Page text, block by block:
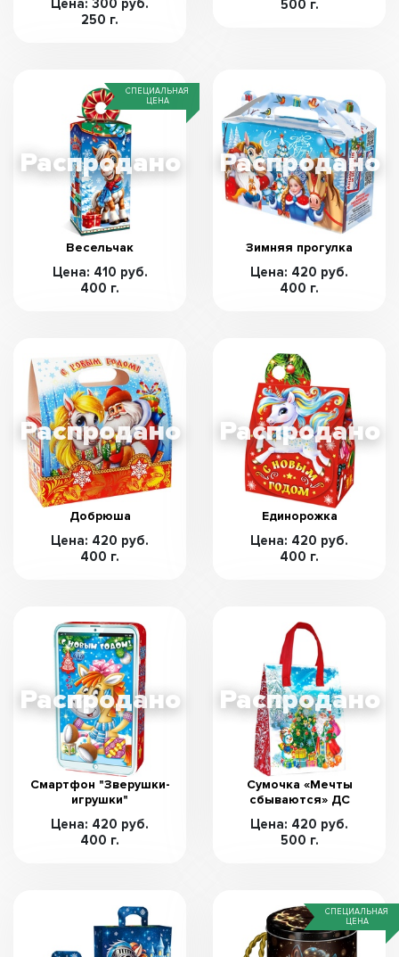
Цена: 300 руб.
250 г.
500 г.
СПЕЦИАЛЬНАЯ
ЦЕНА
Весельчак
Цена: 410 руб.
400 г.
Зимняя прогулка
Цена: 420 руб.
400 г.
Добрюша
Цена: 420 руб.
400 г.
Единорожка
Цена: 420 руб.
400 г.
Смартфон "Зверушки-
игрушки"
Цена: 420 руб.
400 г.
Сумочка «Мечты
сбываются» ДС
Цена: 420 руб.
500 г.
СПЕЦИАЛЬНАЯ
ЦЕНА